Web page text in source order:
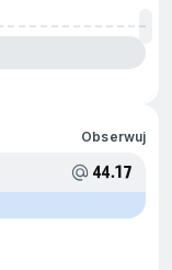
Obserwuj
44.17